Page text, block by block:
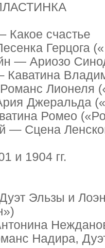
счастье
Герцога
— Ариозо
Лионеля
Джеральда
Ромео
— Сцена
и 1904 гг.
Эльзы и
Надира,